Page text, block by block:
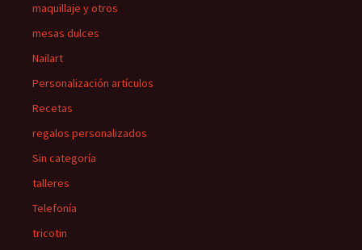
maquillaje y otros
mesas dulces
Nailart
Personalización artículos
Recetas
regalos personalizados
Sin categoría
talleres
Telefonía
tricotin